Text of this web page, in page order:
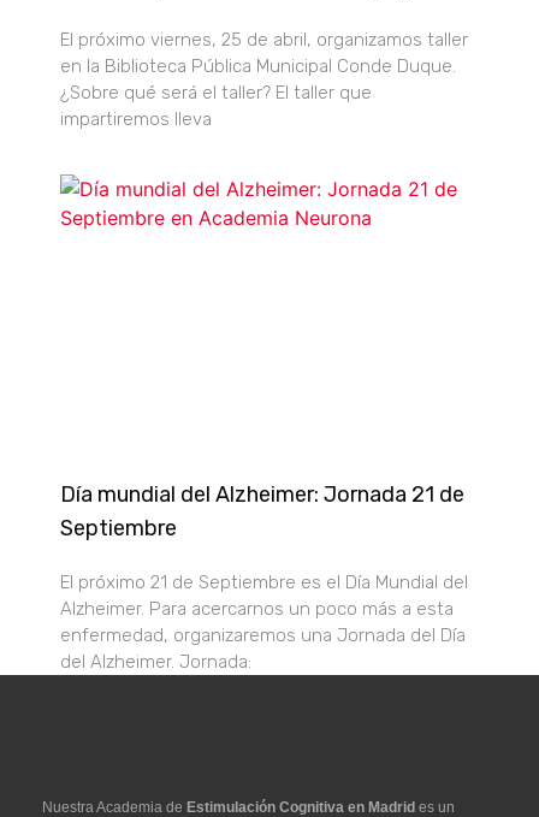
El próximo viernes, 25 de abril, organizamos taller
en la Biblioteca Pública Municipal Conde Duque.
¿Sobre qué será el taller? El taller que
impartiremos lleva
Día mundial del Alzheimer: Jornada 21 de
Septiembre
El próximo 21 de Septiembre es el Día Mundial del
Alzheimer. Para acercarnos un poco más a esta
enfermedad, organizaremos una Jornada del Día
del Alzheimer. Jornada:
Nuestra Academia de Estimulación Cognitiva en Madrid es un